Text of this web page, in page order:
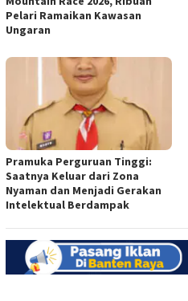
Pelari Ramaikan Kawasan
Ungaran
Pramuka Perguruan Tinggi:
Saatnya Keluar dari Zona
Nyaman dan Menjadi Gerakan
Intelektual Berdampak